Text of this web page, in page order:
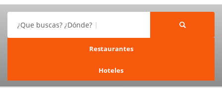
¿Que buscas? ¿Dónde?
Restaurantes
Hoteles